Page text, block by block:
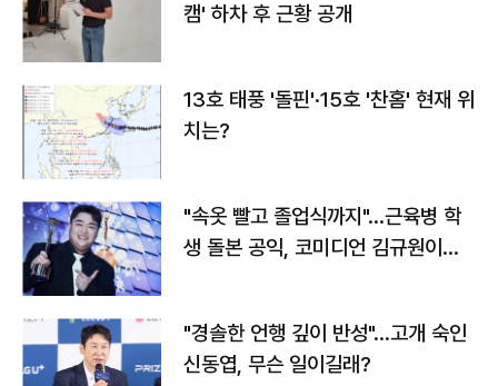
캠' 하차 후 근황 공개
13호 태풍 '돌핀'·15호 '찬홈' 현재 위
치는?
"속옷 빨고 졸업식까지"…근육병 학
생 돌본 공익, 코미디언 김규원이었
"경솔한 언행 깊이 반성"…고개 숙인
신동엽, 무슨 일이길래?